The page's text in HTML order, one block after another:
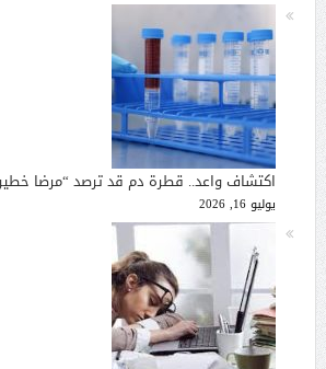
اكتشاف واعد.. قطرة دم قد ترصد “مرضا
يوليو 16, 2026